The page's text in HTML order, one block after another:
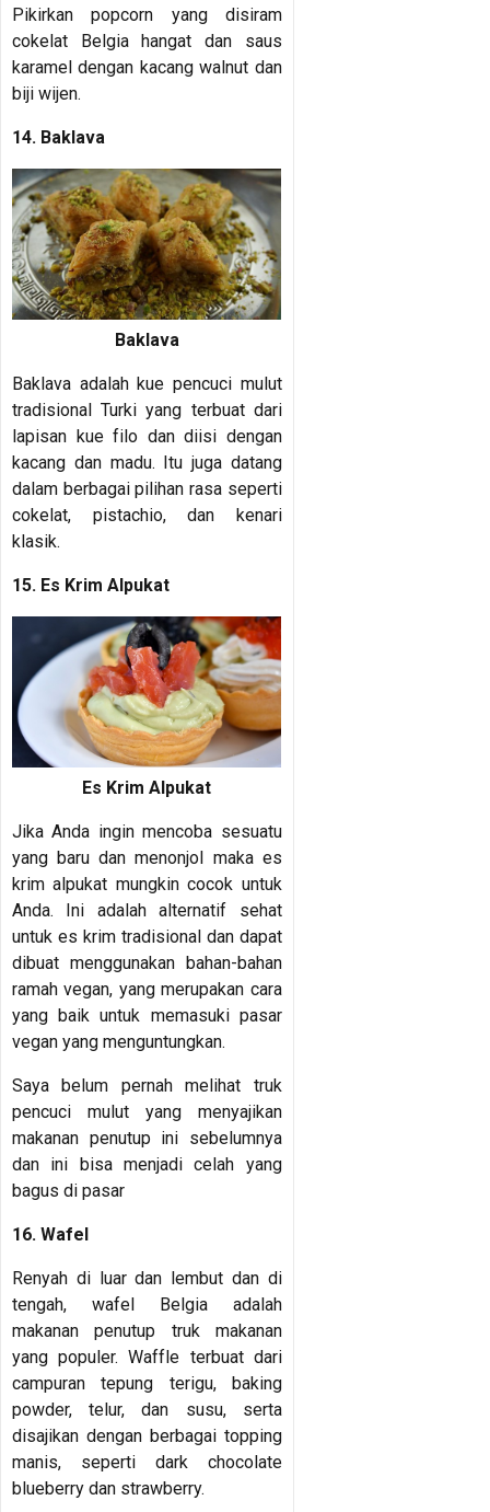
Pikirkan popcorn yang disiram
cokelat Belgia hangat dan saus
karamel dengan kacang walnut dan
biji wijen.
14. Baklava
Baklava
Baklava adalah kue pencuci mulut
tradisional Turki yang terbuat dari
lapisan kue filo dan diisi dengan
kacang dan madu. Itu juga datang
dalam berbagai pilihan rasa seperti
cokelat, pistachio, dan kenari
klasik.
15. Es Krim Alpukat
Es Krim Alpukat
Jika Anda ingin mencoba sesuatu
yang baru dan menonjol maka es
krim alpukat mungkin cocok untuk
Anda. Ini adalah alternatif sehat
untuk es krim tradisional dan dapat
dibuat menggunakan bahan-bahan
ramah vegan, yang merupakan cara
yang baik untuk memasuki pasar
vegan yang menguntungkan.
Saya belum pernah melihat truk
pencuci mulut yang menyajikan
makanan penutup ini sebelumnya
dan ini bisa menjadi celah yang
bagus di pasar
16. Wafel
Renyah di luar dan lembut dan di
tengah, wafel Belgia adalah
makanan penutup truk makanan
yang populer. Waffle terbuat dari
campuran tepung terigu, baking
powder, telur, dan susu, serta
disajikan dengan berbagai topping
manis, seperti dark chocolate
blueberry dan strawberry.